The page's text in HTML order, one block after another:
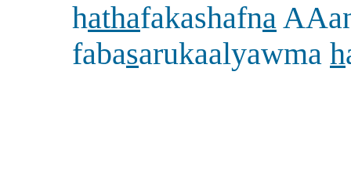
hathafakashafna
fabasarukaalyawma h